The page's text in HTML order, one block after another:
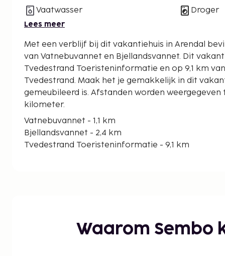
Vaatwasser
Droger
Lees meer
Met een verblijf bij dit vakantiehuis in Arendal
van Vatnebuvannet en Bjellandsvannet. Dit vakantiehuis ligt op 9,1 km van
Tvedestrand Toeristeninformatie en op 9,1 km
Tvedestrand. Maak het je gemakkelijk in dit
gemeubileerd is. Afstanden worden weergegeven
kilometer.
Vatnebuvannet - 1,1 km
Bjellandsvannet - 2,4 km
Tvedestrand Toeristeninformatie - 9,1 km
Longumvannet - 17,6 kmWaarom Sembo